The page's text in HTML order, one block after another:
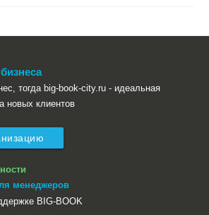
тогда big-book-city.ru - идеальная
новых клиентов
менеджеров
BIG-BOOK